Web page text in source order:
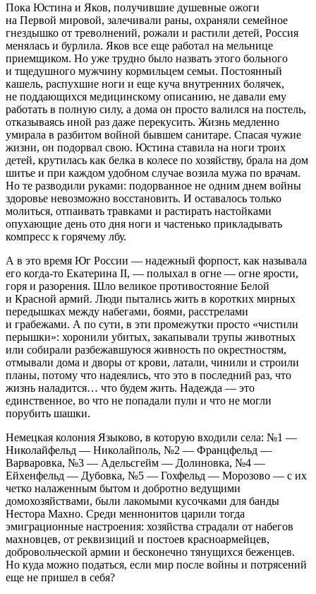
Пока Юстина и Яков, получившие душевные ожоги
на Первой мировой, залечивали раны, охраняли семейное
гнездышко от треволнений, рожали и растили детей, Россия
менялась и бурлила. Яков все еще работал на мельнице
приемщиком. Но уже трудно было назвать этого больного
и тщедушного мужчину кормильцем семьи. Постоянный
кашель, распухшие ноги и еще куча внутренних болячек,
не поддающихся медицинскому описанию, не давали ему
работать в полную силу, а дома он просто валился на постель,
отказываясь иной раз даже перекусить. Жизнь медленно
умирала в разбитом войной бывшем санитаре. Спасая чужие
жизни, он подорвал свою. Юстина ставила на ноги троих
детей, крутилась как белка в колесе по хозяйству, брала на дом
шитье и при каждом удобном случае возила мужа по врачам.
Но те разводили руками: подорванное не одним днем войны
здоровье невозможно восстановить. И оставалось только
молиться, отпаивать травками и растирать настойками
опухающие день ото дня ноги и частенько прикладывать
компресс к горячему лбу.
А в это время Юг России — надежный форпост, как называла
его когда-то Екатерина II, — полыхал в огне — огне ярости,
горя и разорения. Шло великое противостояние Белой
и Красной армий. Люди пытались жить в коротких мирных
передышках между набегами, боями, расстрелами
и грабежами. А по сути, в эти промежутки просто «чистили
перышки»: хоронили убитых, закапывали трупы животных
или собирали разбежавшуюся живность по окрестностям,
отмывали дома и дворы от крови, латали, чинили и строили
планы, потому что надеялись, что это в последний раз, что
жизнь наладится… что будем жить. Надежда — это
единственное, во что не попадали пули и что не могли
порубить шашки.
Немецкая колония Языково, в которую входили села: №1 —
Николайфельд — Николайполь, №2 — Францфельд —
Варваровка, №3 — Адельсгейм — Долиновка, №4 —
Ейхенфельд — Дубовка, №5 — Гохфельд — Морозово — с их
четко налаженным бытом и добротно ведущими
домохозяйствами, были лакомыми кусочками для банды
Нестора Махно. Среди меннонитов царили тогда
эмиграционные настроения: хозяйства страдали от набегов
махновцев, от реквизиций и постоев красноармейцев,
добровольческой армии и бесконечно тянущихся беженцев.
Но куда можно податься, если мир после войны и потрясений
еще не пришел в себя?